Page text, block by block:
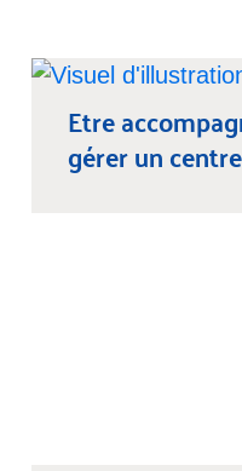
Etre
gérer un